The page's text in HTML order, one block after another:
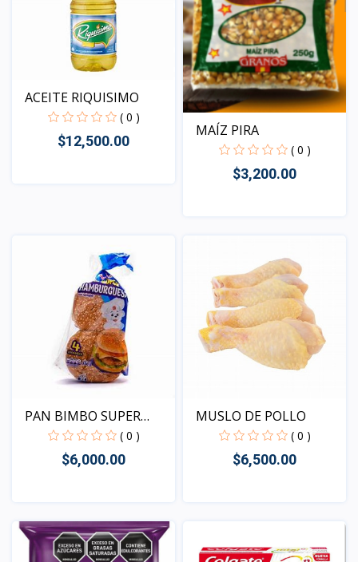
ACEITE RIQUISIMO
( 0 )
$12,500.00
MAÍZ PIRA
( 0 )
$3,200.00
PAN BIMBO SUPER
HAMBURG...
( 0 )
$6,000.00
Vista
MUSLO DE POLLO
( 0 )
$6,500.00